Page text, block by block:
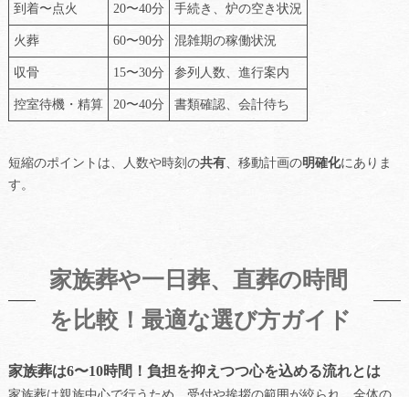
到着〜点火 20〜40分 手続き、炉の空き状況
火葬 60〜90分 混雑期の稼働状況
収骨 15〜30分 参列人数、進行案内
控室待機・精算 20〜40分 書類確認、会計待ち
短縮のポイントは、人数や時刻の共有、移動計画の明確化にありま
す。
家族葬や一日葬、直葬の時間
を比較！最適な選び方ガイド
家族葬は6〜10時間！負担を抑えつつ心を込める流れとは